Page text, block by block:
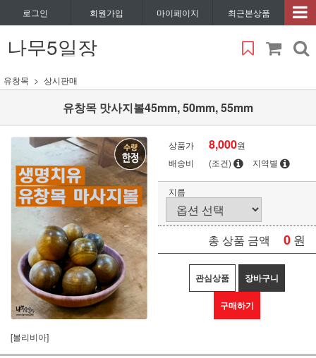
로그인 회원가입 마이페이지 최근본상품
나무5일장
유창목 상시판매
유창목 맛사지볼45mm, 50mm, 55mm
[볼리비아]
상품가 8,000원
배송비
(조건) 지역별
지름
총 상품 금액 0 원
관심상품 장바구니
구매하기